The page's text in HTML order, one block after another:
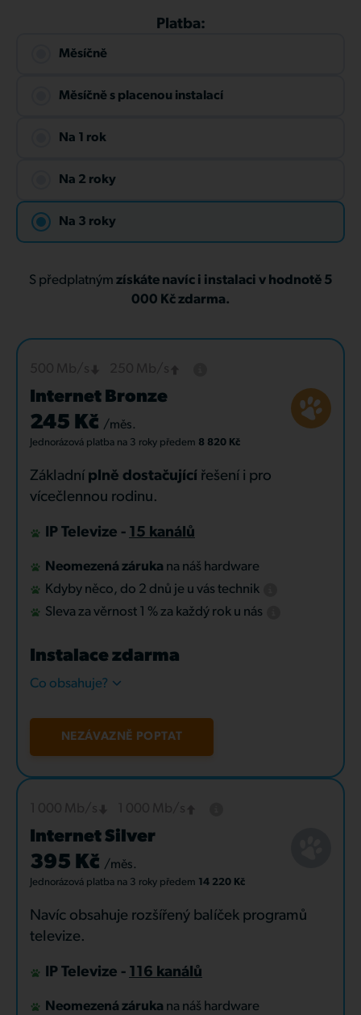
Platba:
Měsíčně
Měsíčně s placenou instalací
Na 1 rok
Na 2 roky
Na 3 roky
S předplatným získáte navíc i instalaci v hodnotě 5
000 Kč zdarma.
Internet Bronze
245 Kč /měs.
Jednorázová platba na 3 roky předem 8 820 Kč
Základní plně dostačující řešení i pro
vícečlennou rodinu.
IP Televize - 15 kanálů
Neomezená záruka na náš hardware
Kdyby něco, do 2 dnů je u vás technik
Sleva za věrnost 1 % za každý rok u nás
Instalace zdarma
Co obsahuje?
NEZÁVAZNĚ POPTAT
Internet Silver
395 Kč /měs.
Jednorázová platba na 3 roky předem 14 220 Kč
Navíc obsahuje rozšířený balíček programů
televize.
IP Televize - 116 kanálů
Neomezená záruka na náš hardware